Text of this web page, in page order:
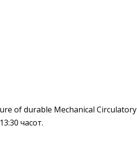
of durable Mechanical Circulatory
часот.